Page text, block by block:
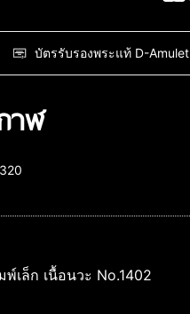
บัตรรับรองพระแท้ D-Amulet
าฬ
320
เล็ก เนื้อนวะ No.1402